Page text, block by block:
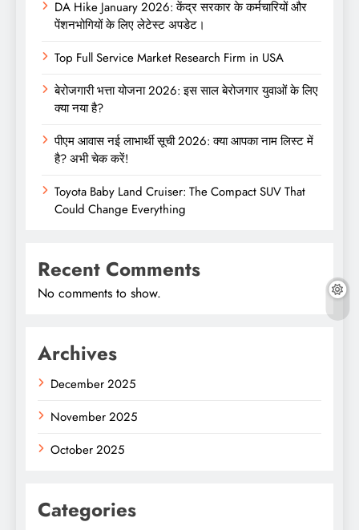
DA Hike January 2026: केंद्र सरकार के कर्मचारियों और
पेंशनभोगियों के लिए लेटेस्ट अपडेट।
Top Full Service Market Research Firm in USA
बेरोजगारी भत्ता योजना 2026: इस साल बेरोजगार युवाओं के लिए
क्या नया है?
पीएम आवास नई लाभार्थी सूची 2026: क्या आपका नाम लिस्ट में
है? अभी चेक करें!
Toyota Baby Land Cruiser: The Compact SUV That
Could Change Everything
Recent Comments
No comments to show.
Archives
December 2025
November 2025
October 2025
Categories